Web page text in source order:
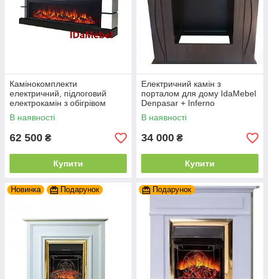
Камінокомплекти
електричний, підлоговий
електрокамін з обігрівом
IdaMebel Blanca Vision 60
LOG (зі звуком)
В наявності
62 500 ₴
Купити
Електричний камін з
порталом для дому IdaMebel
Denpasar + Inferno
електрокамін з 3D ефектом
(без обігріву)
В наявності
34 000 ₴
Купити
Новинка Подарунок Подарунок